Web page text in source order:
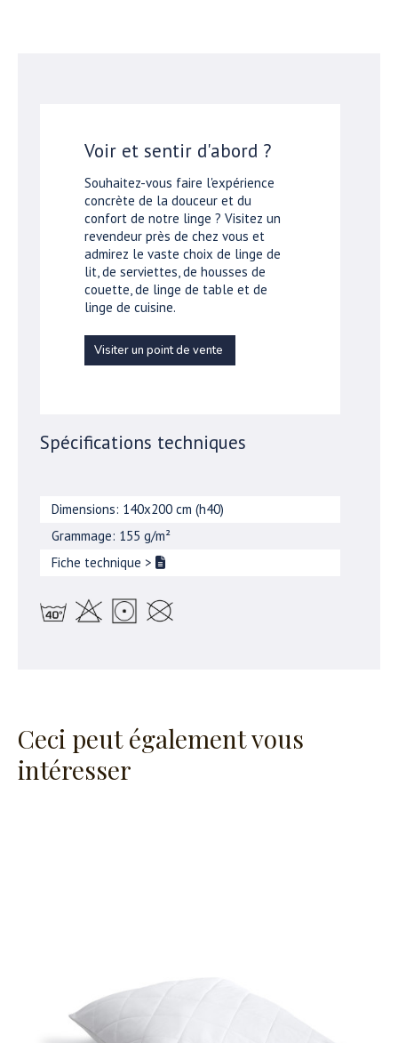
Voir et sentir d'abord ?
Souhaitez-vous faire l'expérience
concrète de la douceur et du
confort de notre linge ? Visitez un
revendeur près de chez vous et
admirez le vaste choix de linge de
lit, de serviettes, de housses de
couette, de linge de table et de
linge de cuisine.
Visiter un point de vente
Spécifications techniques
Dimensions: 140x200 cm (h40)
Grammage: 155 g/m²
Fiche technique >
Ceci peut également vous
intéresser